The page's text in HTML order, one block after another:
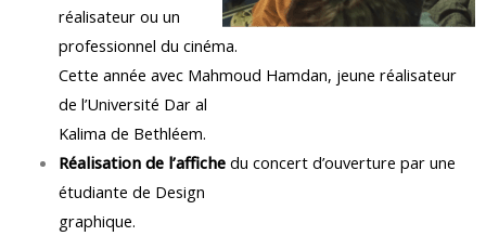
réalisateur ou un
professionnel du cinéma.
Cette année avec Mahmoud Hamdan, jeune réalisateur
de l’Université Dar al
Kalima de Bethléem.
Réalisation de l’affichedu concert d’ouverture par une
étudiante de Design
graphique.